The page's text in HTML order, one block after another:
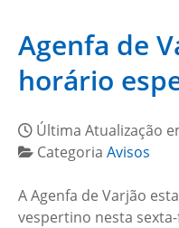
Agenfa de
horário
Última Atualização
Categoria Avisos
A Agenfa de Varjão
vespertino nesta